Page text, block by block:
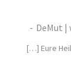
DeMut |
[…] Eure